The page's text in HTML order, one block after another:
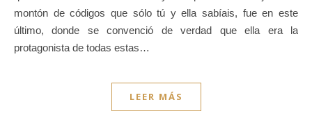
montón de códigos que sólo tú y ella sabíais, fue en este
último, donde se convenció de verdad que ella era la
protagonista de todas estas…
LEER MÁS